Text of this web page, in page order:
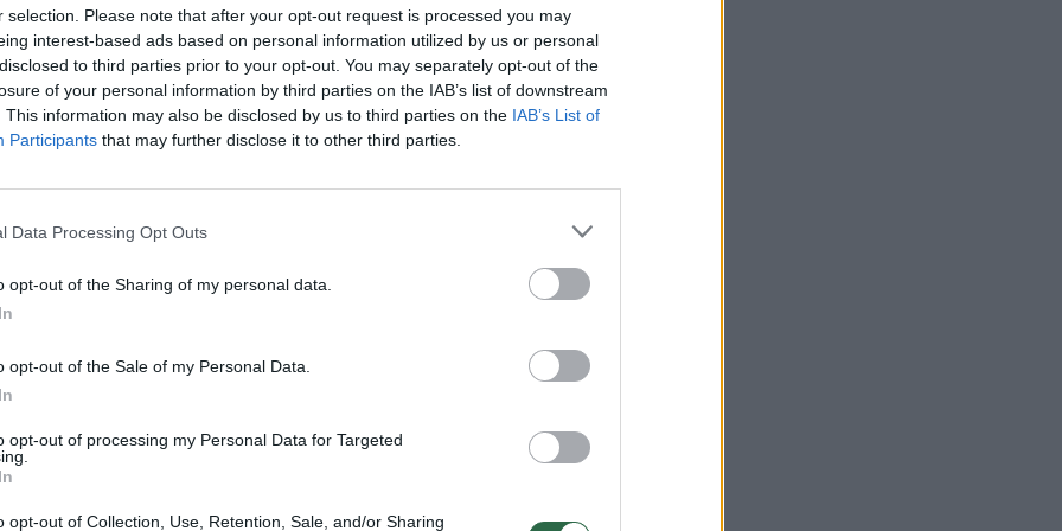
selection. Please note that after your opt-out request is processed you may
interest-based ads based on personal information utilized by us or personal
to third parties prior to your opt-out. You may separately opt-out of the
of your personal information by third parties on the IAB’s list of downstream
This information may also be disclosed by us to third parties on the IAB’s List of
Participants that may further disclose it to other third parties.
Data Processing Opt Outs
opt-out of the Sharing of my personal data.
opt-out of the Sale of my Personal Data.
opt-out of processing my Personal Data for Targeted
opt-out of Collection, Use, Retention, Sale, and/or Sharing
gyvenimui.
miegamasis, valgomasis,
kuriuos jungia laiptai. Visa tai
63 centimetrų pločio.
Fabijus Moreno. Pasak jo, šis
nuo būsto dydžio, o nuo to,